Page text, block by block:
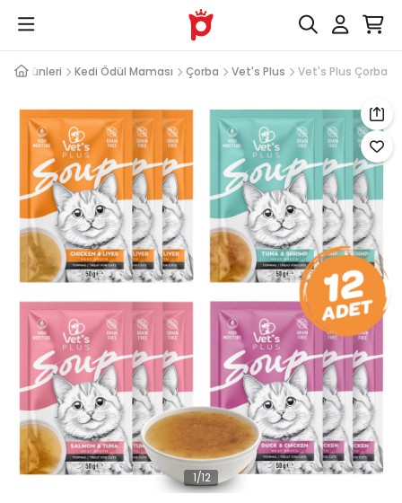
Ürünleri Kedi Ödül Maması Çorba Vet's Plus Vet's Plus Çorba
1/12